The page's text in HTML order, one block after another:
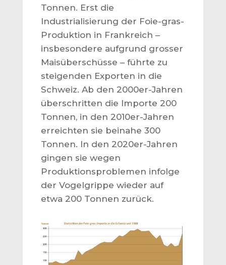
Tonnen. Erst die
Industrialisierung der Foie-gras-
Produktion in Frankreich –
insbesondere aufgrund grosser
Maisüberschüsse – führte zu
steigenden Exporten in die
Schweiz. Ab den 2000er-Jahren
überschritten die Importe 200
Tonnen, in den 2010er-Jahren
erreichten sie beinahe 300
Tonnen. In den 2020er-Jahren
gingen sie wegen
Produktionsproblemen infolge
der Vogelgrippe wieder auf
etwa 200 Tonnen zurück.